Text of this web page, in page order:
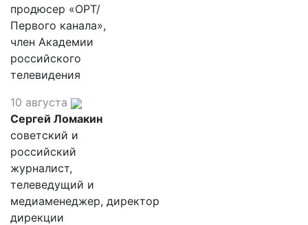
продюсер «ОРТ/
Первого канала»,
член Академии
российского
телевидения
10 августа
Сергей Ломакин
советский и
российский
журналист,
телеведущий и
медиаменеджер, директор
дирекции